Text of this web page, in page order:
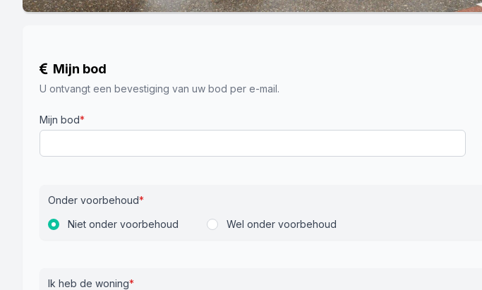
Mijn bod
U ontvangt een bevestiging van uw bod per e-mail.
Mijn bod*
Onder voorbehoud*
Niet onder voorbehoud
Wel onder voorbehoud
Ik heb de woning*